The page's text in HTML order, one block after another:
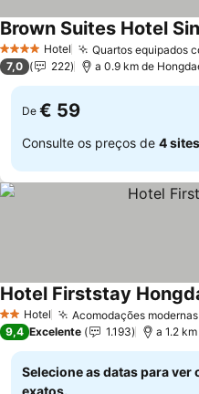
4 EstrelasHotel Quartos equipados
Brown Suites Hotel
7,0 222 a 0.9 km de
De € 59
Consulte os preços de 4 sites
2 Estrelas
Hotel Acomodações
Hotel Firststay
9,4 Excelente 1.193 a 1.2
Selecione as datas para ver
exatos.